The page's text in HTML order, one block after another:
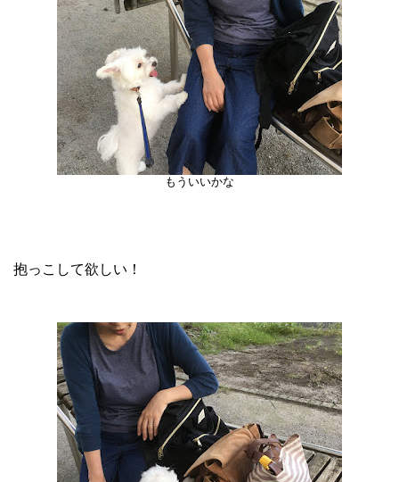
もういいかな
抱っこして欲しい！